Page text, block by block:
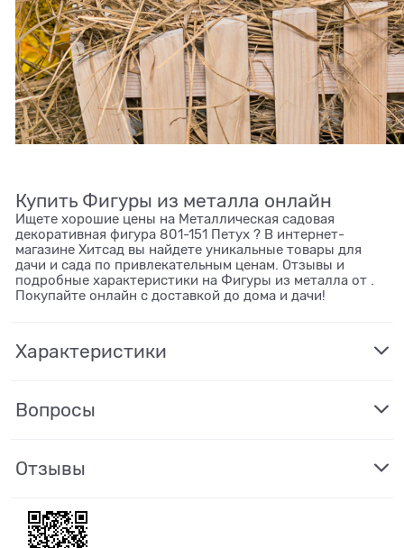
Купить Фигуры из металла онлайн
Ищете хорошие цены на Металлическая садовая
декоративная фигура 801-151 Петух ? В интернет-
магазине Хитсад вы найдете уникальные товары для
дачи и сада по привлекательным ценам. Отзывы и
подробные характеристики на Фигуры из металла от .
Покупайте онлайн с доставкой до дома и дачи!
Характеристики
Вопросы
Отзывы